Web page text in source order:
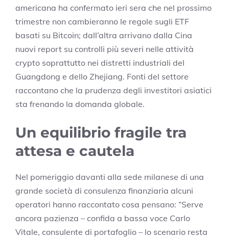
americana ha confermato ieri sera che nel prossimo
trimestre non cambieranno le regole sugli ETF
basati su Bitcoin; dall’altra arrivano dalla Cina
nuovi report su controlli più severi nelle attività
crypto soprattutto nei distretti industriali del
Guangdong e dello Zhejiang. Fonti del settore
raccontano che la prudenza degli investitori asiatici
sta frenando la domanda globale.
Un equilibrio fragile tra
attesa e cautela
Nel pomeriggio davanti alla sede milanese di una
grande società di consulenza finanziaria alcuni
operatori hanno raccontato cosa pensano: “Serve
ancora pazienza – confida a bassa voce Carlo
Vitale, consulente di portafoglio – lo scenario resta